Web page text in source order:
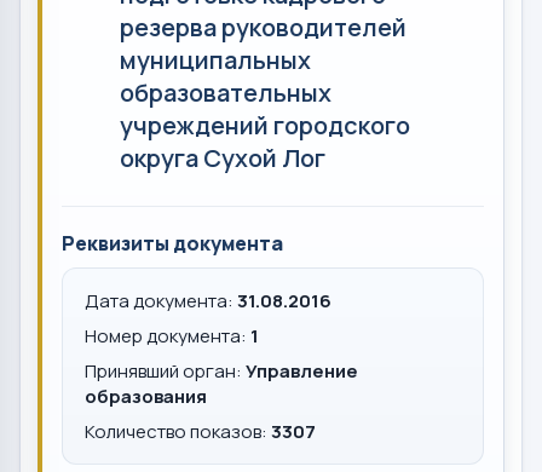
резерва руководителей
муниципальных
образовательных
учреждений городского
округа Сухой Лог
Реквизиты документа
Дата документа: 31.08.2016
Номер документа: 1
Принявший орган: Управление
образования
Количество показов: 3307